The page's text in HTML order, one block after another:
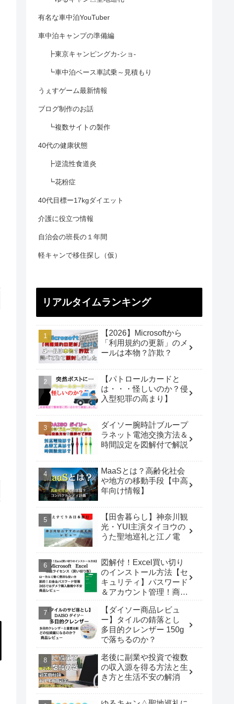
有名な車中泊YouTuber
車中泊キャンプの準備編
┣東京キャンピングカ-ショ-
┗車中泊ベース車試乗～見積もり
うぇすゲーム最新情報
ブログ制作のお話
┗複数サイトの製作
40代の健康状態
┣逆流性食道炎
┗花粉症
40代目標ー17kgダイエット
介護に役立つ情報
自治会の班長の１年間
軽キャンで移住探し（仮）
リアルタイムランキング
【2026】Microsoftから
「利用規約の更新」のメ
ールは本物？詐欺？
【パトロールカードと
は・・・怪しいのか？侵
入型犯罪の高まり】
ダイソー腕時計ブループ
ラネット電池交換方法＆
時間設定を図解付で解説
MaaSとは？高齢化社会
や地方の移動手段【中高
年向け情報】
【田舎暮らし】神奈川観
光・YUI主演タイヨウの
うた聖地巡礼と江ノ電
図解付！Excel買い切り
のインストール方法【セ
キュリティ】パスワード
＆アカウント管理！商品
【ダイソー商品レビュ
ー】タイルの錆落とし
多目的クレンザー 150g
で落ちるのか？
老後に副業や投資で複数
の収入源を得る方法と生
き方と生活不安の解消